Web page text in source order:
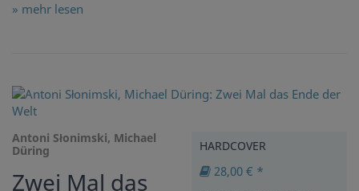
» mehr lesen
Antoni Słonimski, Michael
Düring
Zwei Mal das
HARDCOVER
28,00 € *